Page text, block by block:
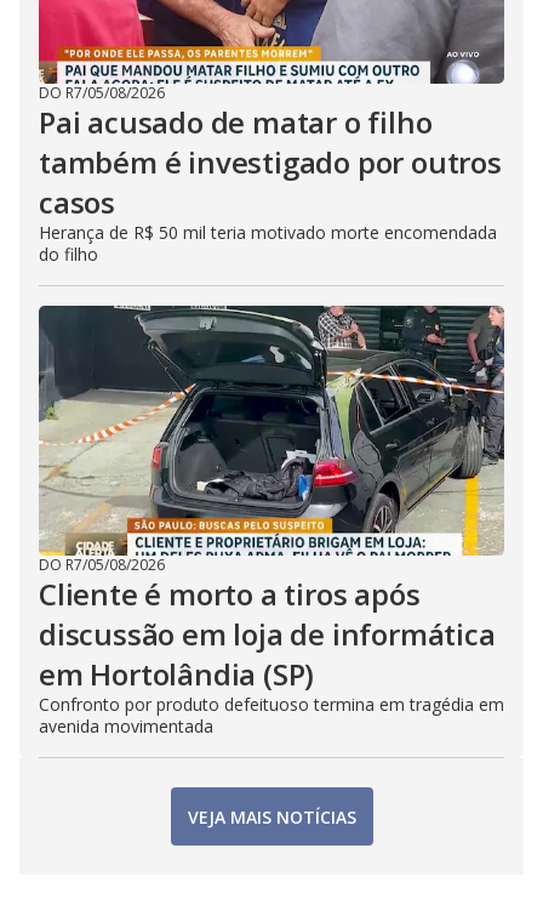
DO R7/05/08/2026
Pai acusado de matar o filho
também é investigado por outros
casos
Herança de R$ 50 mil teria motivado morte encomendada
do filho
DO R7/05/08/2026
Cliente é morto a tiros após
discussão em loja de informática
em Hortolândia (SP)
Confronto por produto defeituoso termina em tragédia em
avenida movimentada
VEJA MAIS NOTÍCIAS